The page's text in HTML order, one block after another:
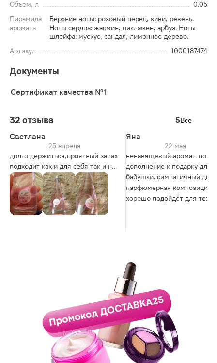
Объем, л
0.05
Пирамида
аромата
Верхние ноты: розовый перец, киви, ревень.
Ноты сердца: жасмин, цикламен, арбуз. Ноты
шлейфа: мускус, сандал, лимонное дерево.
Артикул
1000187474
Документы
Сертификат качества №1
32 отзыва 5Все
Светлана
25 апреля
долго держиться,приятный запах
подходит как и для себя так и на
подарок
Яна
22 мая
ненавящевый аромат.
дополнение к подарку для
бабушки. симпатичный
парфюмерная композиция
хорошо подойдёт для тех,